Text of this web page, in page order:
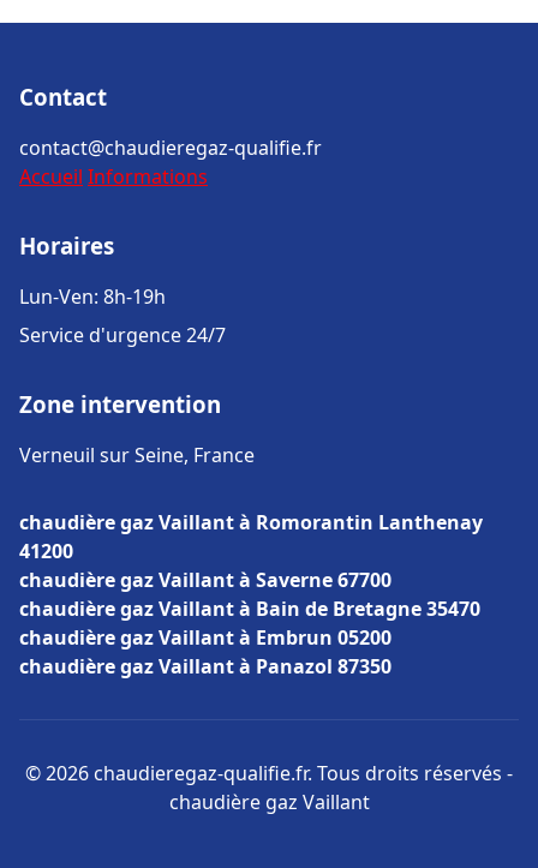
Contact
contact@chaudieregaz-qualifie.fr
Accueil Informations
Horaires
Lun-Ven: 8h-19h
Service d'urgence 24/7
Zone intervention
Verneuil sur Seine, France
chaudière gaz Vaillant à Romorantin Lanthenay
41200
chaudière gaz Vaillant à Saverne 67700
chaudière gaz Vaillant à Bain de Bretagne 35470
chaudière gaz Vaillant à Embrun 05200
chaudière gaz Vaillant à Panazol 87350
© 2026 chaudieregaz-qualifie.fr. Tous droits réservés -
chaudière gaz Vaillant